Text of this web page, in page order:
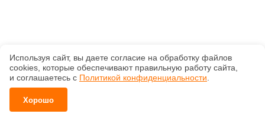
Используя сайт, вы даете согласие на обработку файлов
сооkiеs, которые обеспечивают правильную работу сайта,
и соглашаетесь с Политикой конфиденциальности
Хорошо